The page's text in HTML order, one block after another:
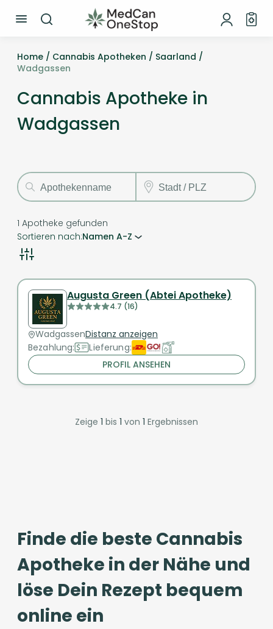
Home / Cannabis Apotheken / Saarland /
Wadgassen
Cannabis Apotheke in
Wadgassen
1 Apotheke gefunden
Sortieren nach:Namen A-Z
Augusta Green (Abtei Apotheke)
4.7 (16)
WadgassenDistanz anzeigen
Bezahlung:
Lieferung:
PROFIL ANSEHEN
Zeige 1 bis 1 von 1 Ergebnissen
Finde die beste Cannabis
Apotheke in der Nähe und
löse Dein Rezept bequem
online ein